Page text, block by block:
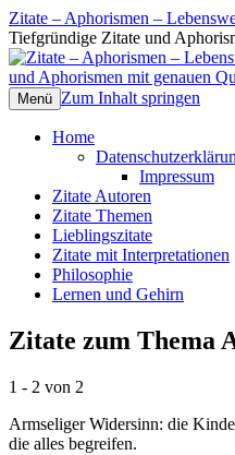
Zitate – Aphorismen –
Tiefgründige Zitate und
Menü Zum Inhalt springen
Home
Impressum
Zitate Autoren
Zitate Themen
Lieblingszitate
Zitate mit Interpretationen
Philosophie
Lernen und Gehirn
Zitate zum Thema
1 - 2 von 2
Armseliger Widersinn: die
die alles begreifen.